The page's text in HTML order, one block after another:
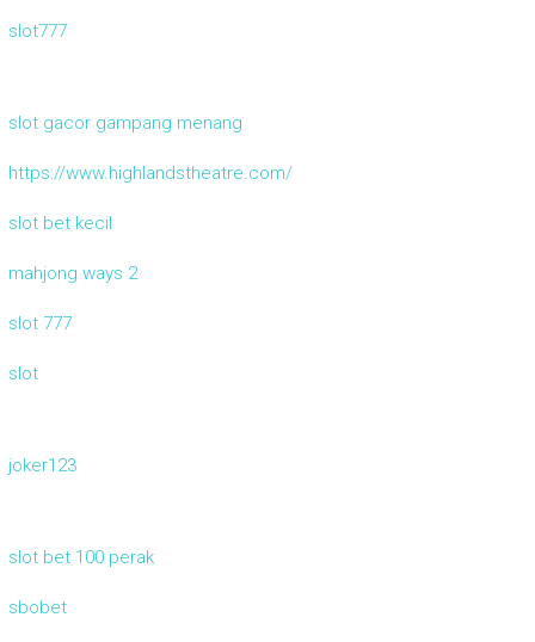
slot777
slot gacor gampang menang
https://www.highlandstheatre.com/
slot bet kecil
mahjong ways 2
slot 777
slot
joker123
slot bet 100 perak
sbobet